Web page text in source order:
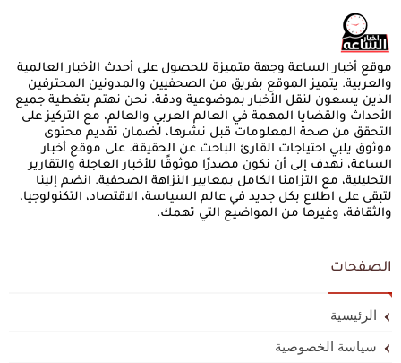
موقع أخبار الساعة وجهة متميزة للحصول على أحدث الأخبار العالمية
والعربية. يتميز الموقع بفريق من الصحفيين والمدونين المحترفين
الذين يسعون لنقل الأخبار بموضوعية ودقة. نحن نهتم بتغطية جميع
الأحداث والقضايا المهمة في العالم العربي والعالم، مع التركيز على
التحقق من صحة المعلومات قبل نشرها، لضمان تقديم محتوى
موثوق يلبي احتياجات القارئ الباحث عن الحقيقة. على موقع أخبار
الساعة، نهدف إلى أن نكون مصدرًا موثوقًا للأخبار العاجلة والتقارير
التحليلية، مع التزامنا الكامل بمعايير النزاهة الصحفية. انضم إلينا
لتبقى على اطلاع بكل جديد في عالم السياسة، الاقتصاد، التكنولوجيا،
والثقافة، وغيرها من المواضيع التي تهمك.
الصفحات
الرئيسية
سياسة الخصوصية